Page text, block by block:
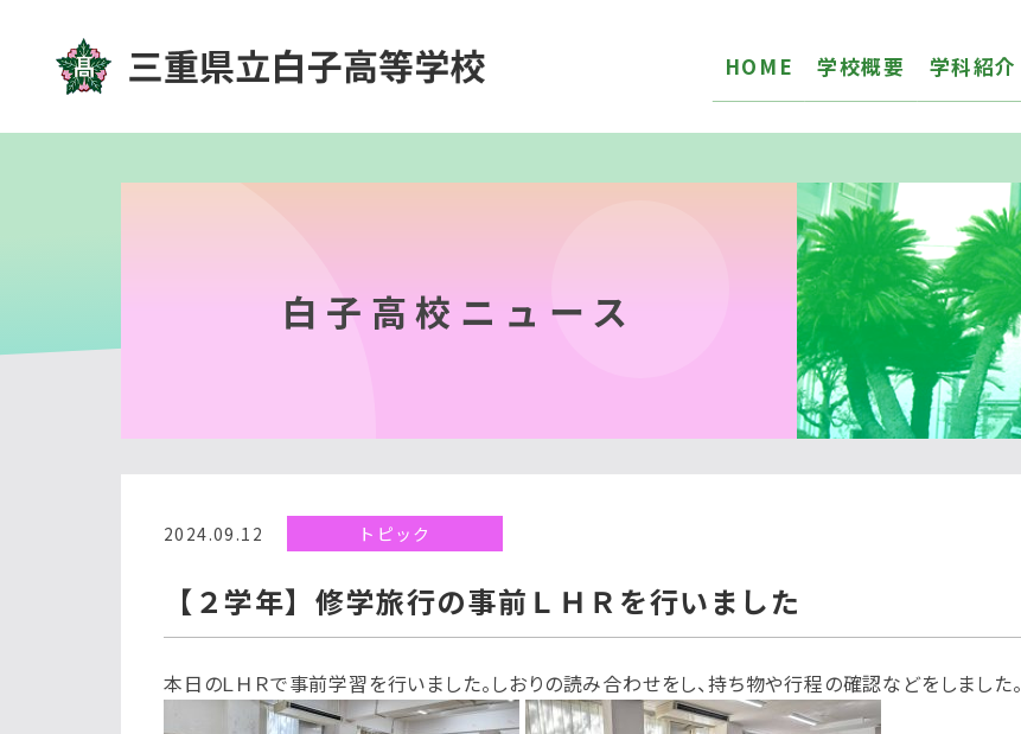
HOME 学校概要 学科紹介
白子高校ニュース
2024.09.12 トピック
【２学年】修学旅行の事前ＬＨＲを行いました
本日のＬＨＲで事前学習を行いました。しおりの読み合わせをし、持ち物や行程の確認などをしました。